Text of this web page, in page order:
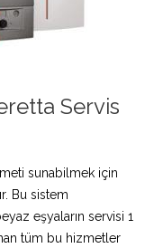
Servis
sunabilmek için
Bu sistem
eşyaların servisi 1
tüm bu hizmetler